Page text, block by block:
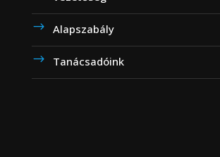
Alapszabály
Tanácsadóink